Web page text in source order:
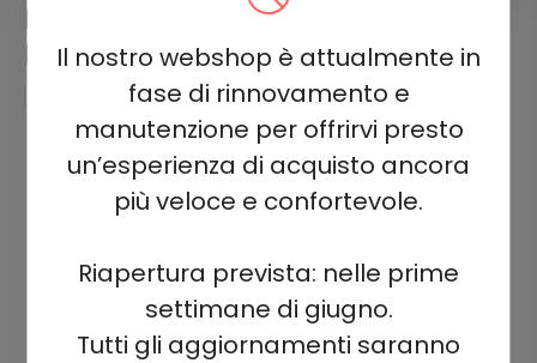
Il nostro webshop è attualmente in
fase di rinnovamento e
manutenzione per offrirvi presto
un’esperienza di acquisto ancora
più veloce e confortevole.
Riapertura prevista: nelle prime
settimane di giugno.
Tutti gli aggiornamenti saranno
ELF BAR TE5000 - GELATO ALLA
FRAGOLA 5% - RICARICABILE